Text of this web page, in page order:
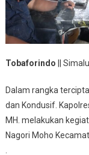
Tobaforindo ||
Dalam rangka
dan Kondusif.
MH. melakukan
Nagori Moho